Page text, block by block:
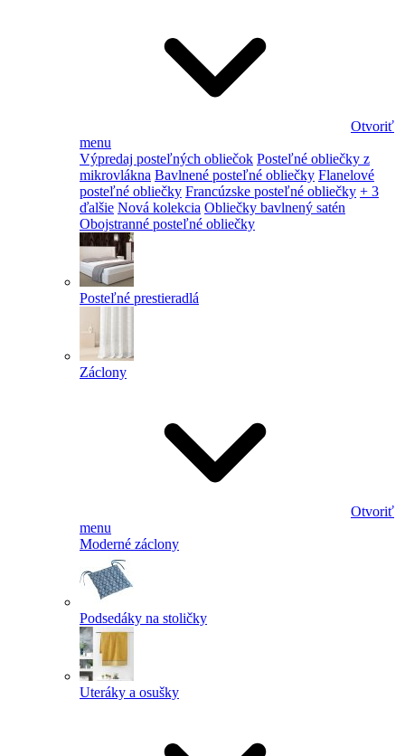
Otvoriť
menu
Výpredaj posteľných obliečok Posteľné obliečky z
mikrovlákna Bavlnené posteľné obliečky Flanelové
posteľné obliečky Francúzske posteľné obliečky + 3
ďalšie Nová kolekcia Obliečky bavlnený satén
Obojstranné posteľné obliečky
Posteľné prestieradlá
Záclony
Otvoriť
menu
Moderné záclony
Podsedáky na stoličky
Uteráky a osušky